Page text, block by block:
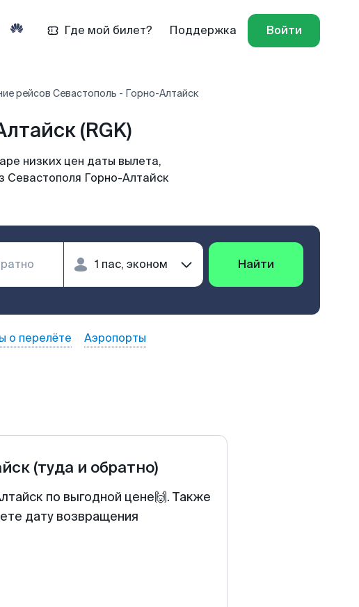
Где мой билет? Поддержка Войти
рейсов Севастополь - Горно-Алтайск
(RGK)
низких цен даты вылета,
Севастополя Горно-Алтайск
Найти
о перелёте Аэропорты
(туда и обратно)
по выгодной цене🙌. Также
дату возвращения